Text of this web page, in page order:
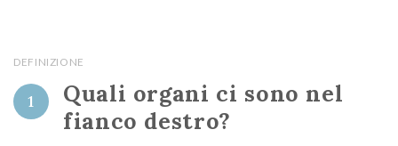
DEFINIZIONE
1
Quali organi ci sono nel
fianco destro?